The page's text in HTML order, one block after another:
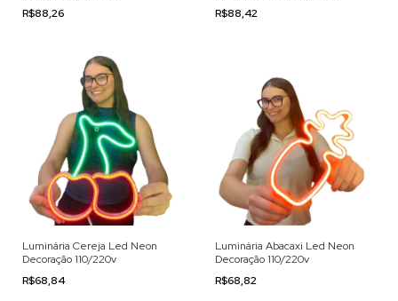
R$88,26
R$88,42
Luminária Cereja Led Neon
Decoração 110/220v
R$68,84
Luminária Abacaxi Led Neon
Decoração 110/220v
R$68,82